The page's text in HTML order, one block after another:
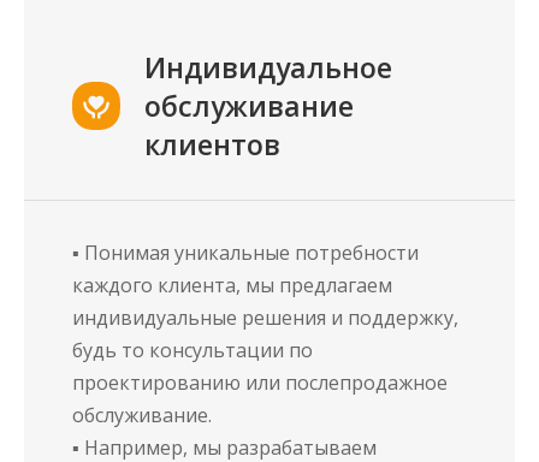
Индивидуальное
обслуживание
клиентов
▪ Понимая уникальные потребности
каждого клиента, мы предлагаем
индивидуальные решения и поддержку,
будь то консультации по
проектированию или послепродажное
обслуживание.
▪ Например, мы разрабатываем